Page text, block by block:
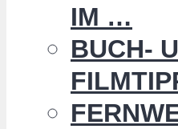
IM …
BUCH-